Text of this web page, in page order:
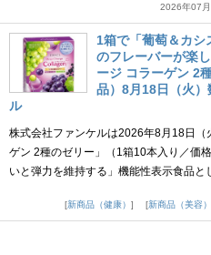
2026年07
1箱で「葡萄＆カシ
のフレーバーが楽
ージ コラーゲン 2
品）8月18日（火
ル
株式会社ファンケルは2026年8月18日
ゲン 2種のゼリー」（1箱10本入り／価
いと弾力を維持する」機能性表示食品
新商品（健康）
新商品（美容）